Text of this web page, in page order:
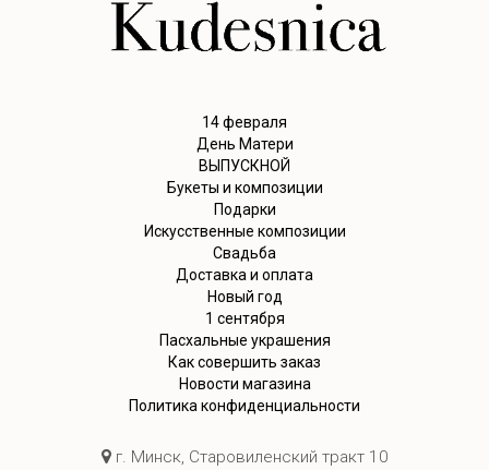
14 февраля
День Матери
ВЫПУСКНОЙ
Букеты и композиции
Подарки
Искусственные композиции
Свадьба
Доставка и оплата
Новый год
1 сентября
Пасхальные украшения
Как совершить заказ
Новости магазина
Политика конфиденциальности
г. Минск, Старовиленский тракт 10